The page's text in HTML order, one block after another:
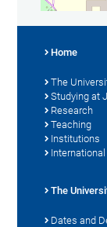
Home
The
Studying at
Research
Teaching
Institutions
International
The
Dates and